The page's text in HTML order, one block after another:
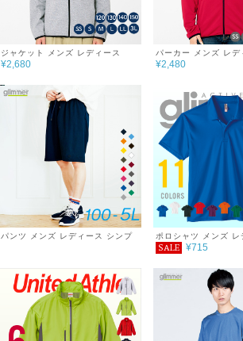
ジャケット メンズ レディース
DRY スウェット シンプル チーム
秋 冬 服 ジップジャケット 7.7oz
¥2,680
パーカー メンズ レデ
スウェット シンプル
¥2,480
パンツ メンズ レディース シンプ
ム ウォーキング ランニング マラ
ソン スポーツ アウトドア 運動 服
薄手 涼しい 紫外線カット 日除け
海 キャンプ SALE ％OFF
ポロシャツ メンズ レ
地 半袖 3.5oz インタ
SALE ¥715